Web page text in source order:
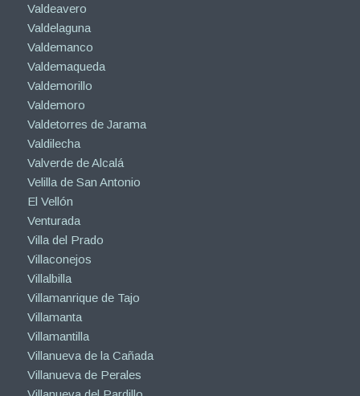
Valdeavero
Valdelaguna
Valdemanco
Valdemaqueda
Valdemorillo
Valdemoro
Valdetorres de Jarama
Valdilecha
Valverde de Alcalá
Velilla de San Antonio
El Vellón
Venturada
Villa del Prado
Villaconejos
Villalbilla
Villamanrique de Tajo
Villamanta
Villamantilla
Villanueva de la Cañada
Villanueva de Perales